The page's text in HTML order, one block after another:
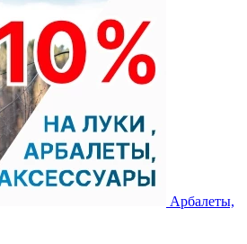
Арбалеты,